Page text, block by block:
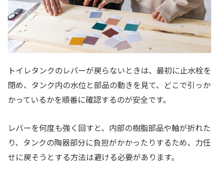
トイレタンクのレバーが戻らないときは、最初に止水栓を
閉め、タンク内の水位と部品の動きを見て、どこで引っか
かっているかを順番に確認するのが安全です。
レバーを何度も強く回すと、内部の樹脂部品や軸が折れた
り、タンクの陶器部分に負担がかかったりするため、力任
せに戻そうとする方法は避ける必要があります。